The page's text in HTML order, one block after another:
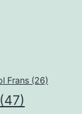
Frans (26)
(47)